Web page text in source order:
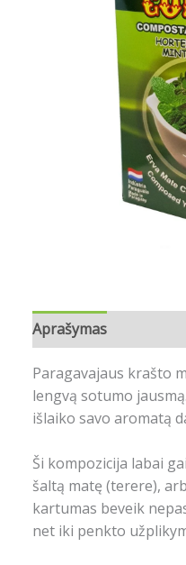
Aprašymas
Paragavajaus krašto
lengvą sotumo jausmą.
išlaiko savo aromatą
Ši kompozicija labai
šaltą matę (terere),
kartumas beveik
net iki penkto